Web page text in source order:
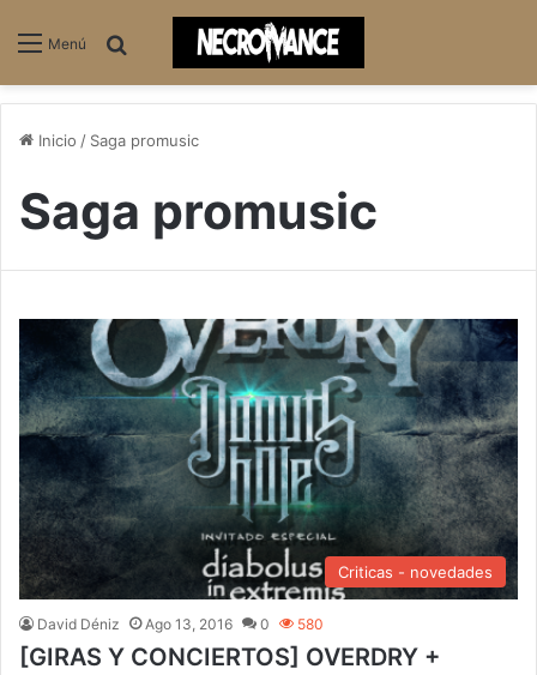
Menú
Inicio / Saga promusic
Saga promusic
Criticas - novedades
David Déniz Ago 13, 2016 0 580
[GIRAS Y CONCIERTOS] OVERDRY +